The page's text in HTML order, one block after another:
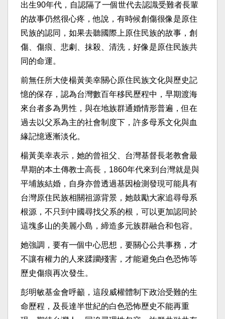
出生90年代，自認隔了一個世代去認識受難者長輩
的故事仍然很心疼，他說，有時候創傷很像是原住
民族的認同，如果去聽國際上原住民族的故事，創
傷、傷痕、悲劇、抹殺、清洗，好像是原住民族共
同的命運。
前無任所大使楊黃美幸關心原住民族文化與歷史記
憶的保存，認為台灣數百年移民歷程中，早期渡海
來台者多為男性，與在地族群通婚情形普遍，但在
過去以父系為主的社會制度下，許多母系文化與血
緣記憶逐漸淡化。
楊黃美幸表示，她的曾祖父、台灣基督長老教會最
早期的本土傳教士高長，1860年代來到台灣就是與
平埔族結婚，自身亦曾透過基因檢測發現可能具有
台灣原住民族相關祖源背景，她鼓勵大家追尋母系
根源，不只到中國尋找父系的根，可以更加認同於
這塊多山的美麗小島，締造多元族群融合和包容。
她強調，要有一個中心思想，要關心公共事務，才
不讓有權力的人來蹂躪殘害，才能避免白色恐怖等
歷史傷痕再次發生。
彭明敏基金會呼籲，這段威權體制下政治受難的生
命歷程，及長達半世紀的白色恐怖歷史不能再重